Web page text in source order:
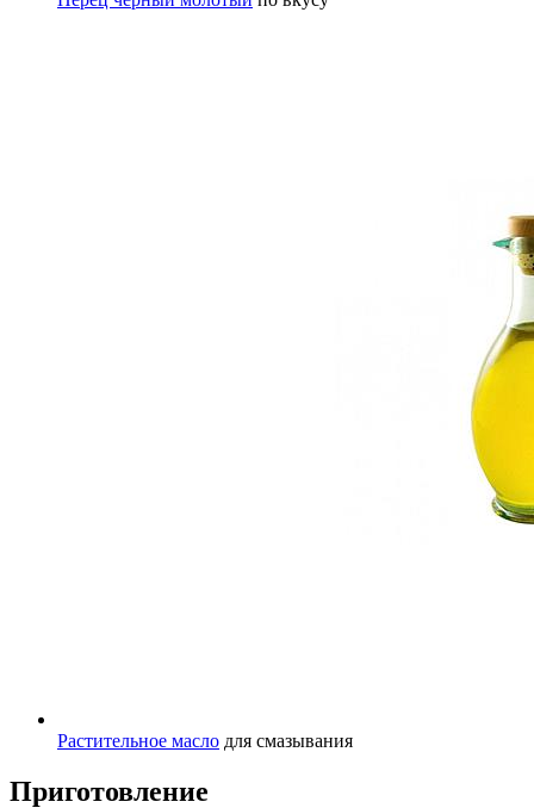
Растительное масло для смазывания
Приготовление